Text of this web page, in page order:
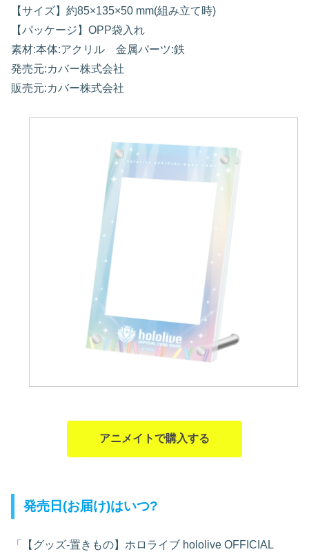
【サイズ】約85×135×50 mm(組み立て時)
【パッケージ】OPP袋入れ
素材:本体:アクリル 金属パーツ:鉄
発売元:カバー株式会社
販売元:カバー株式会社
アニメイトで購入する
発売日(お届け)はいつ?
「【グッズ-置きもの】ホロライブ hololive OFFICIAL